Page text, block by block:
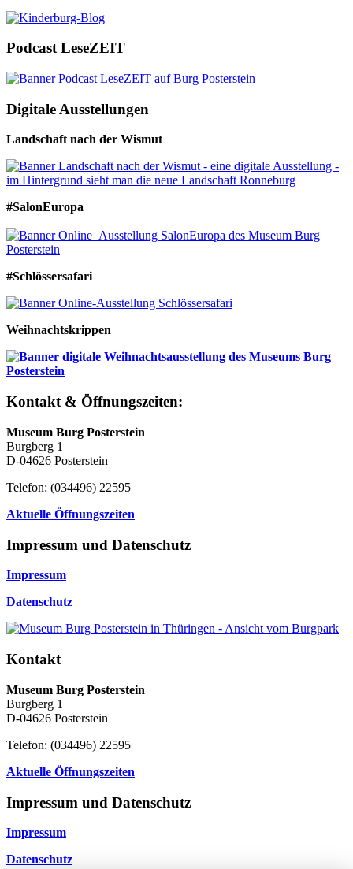
Podcast LeseZEIT
Digitale Ausstellungen
Landschaft nach der Wismut
#SalonEuropa
#Schlössersafari
Weihnachtskrippen
Kontakt & Öffnungszeiten:
Museum Burg Posterstein
Burgberg 1
D-04626 Posterstein
Telefon: (034496) 22595
Aktuelle Öffnungszeiten
Impressum und Datenschutz
Impressum
Datenschutz
Kontakt
Museum Burg Posterstein
Burgberg 1
D-04626 Posterstein
Telefon: (034496) 22595
Aktuelle Öffnungszeiten
Impressum und Datenschutz
Impressum
Datenschutz